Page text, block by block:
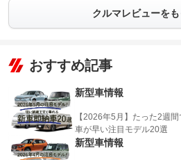
クルマレビューを
おすすめ記事
新型車情報
【2026年5月】たった2週
車が早い注目モデル20選
新型車情報